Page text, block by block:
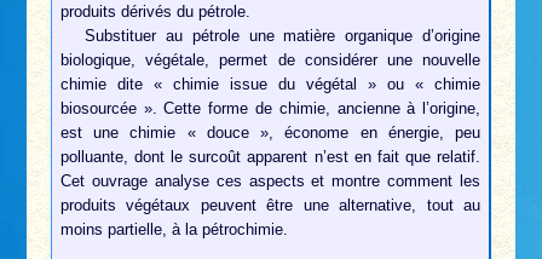
produits dérivés du pétrole.
Substituer au pétrole une matière organique d’origine
biologique, végétale, permet de considérer une nouvelle
chimie dite « chimie issue du végétal » ou « chimie
biosourcée ». Cette forme de chimie, ancienne à l’origine,
est une chimie « douce », économe en énergie, peu
polluante, dont le surcoût apparent n’est en fait que relatif.
Cet ouvrage analyse ces aspects et montre comment les
produits végétaux peuvent être une alternative, tout au
moins partielle, à la pétrochimie.